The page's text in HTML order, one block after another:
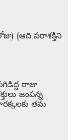
(ఆది పరాశక్తిని
రాజు
జంపన్న
తమ